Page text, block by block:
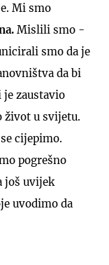
Mi smo
Mislili smo -
smo da je
da bi
zaustavio
život u svijetu.
cijepimo.
pogrešno
još uvijek
uvodimo da